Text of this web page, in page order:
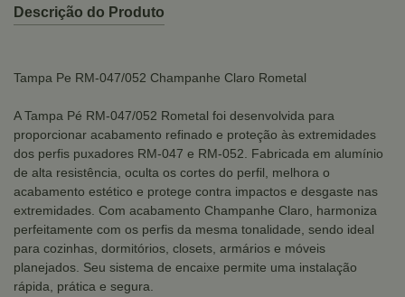
Descrição do Produto
Tampa Pe RM-047/052 Champanhe Claro Rometal
A Tampa Pé RM-047/052 Rometal foi desenvolvida para
proporcionar acabamento refinado e proteção às extremidades
dos perfis puxadores RM-047 e RM-052. Fabricada em alumínio
de alta resistência, oculta os cortes do perfil, melhora o
acabamento estético e protege contra impactos e desgaste nas
extremidades. Com acabamento Champanhe Claro, harmoniza
perfeitamente com os perfis da mesma tonalidade, sendo ideal
para cozinhas, dormitórios, closets, armários e móveis
planejados. Seu sistema de encaixe permite uma instalação
rápida, prática e segura.